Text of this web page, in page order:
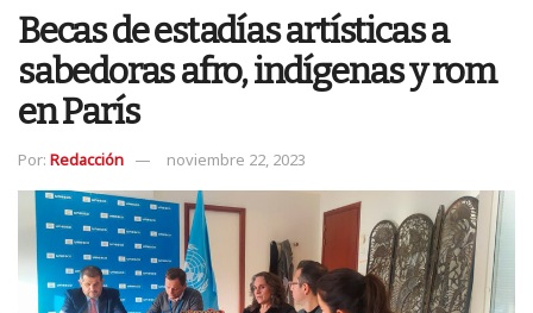
Becas de estadías artísticas a
sabedoras afro, indígenas y rom
en París
Por: Redacción noviembre 22, 2023